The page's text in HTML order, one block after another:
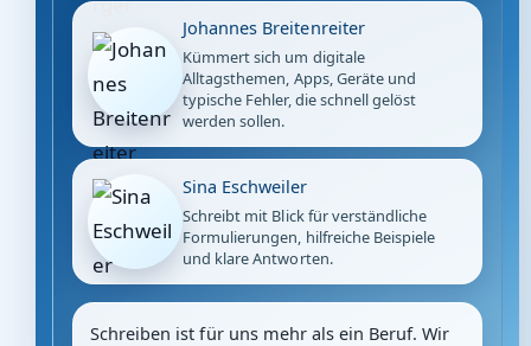
Johannes Breitenreiter
Kümmert sich um digitale
Alltagsthemen, Apps, Geräte und
typische Fehler, die schnell gelöst
werden sollen.
Sina Eschweiler
Schreibt mit Blick für verständliche
Formulierungen, hilfreiche Beispiele
und klare Antworten.
Schreiben ist für uns mehr als ein Beruf. Wir